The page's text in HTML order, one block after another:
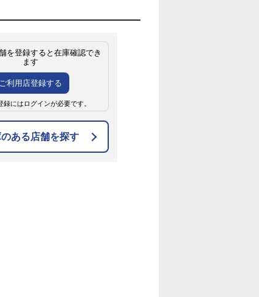
を登録すると在庫確認でき
ます
ご利用店登録する
録にはログインが必要です。
ある店舗を探す